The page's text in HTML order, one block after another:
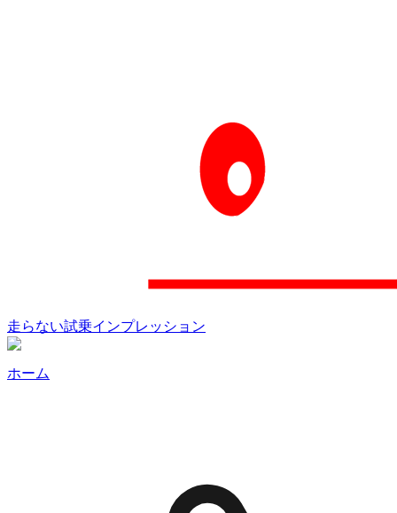
走らない試乗インプレッション
ホーム